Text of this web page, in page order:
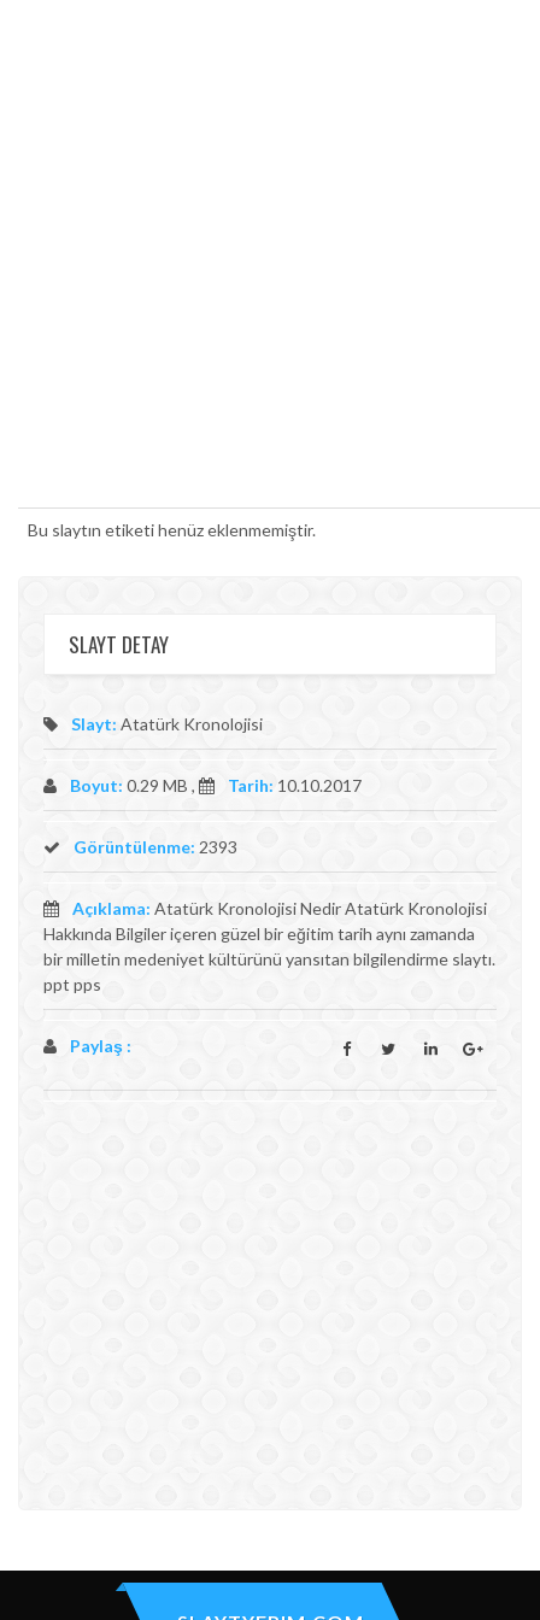
Bu slaytın etiketi henüz eklenmemiştir.
SLAYT DETAY
Slayt: Atatürk Kronolojisi
Boyut: 0.29 MB , Tarih: 10.10.2017
Görüntülenme: 2393
Açıklama: Atatürk Kronolojisi Nedir Atatürk Kronolojisi
Hakkında Bilgiler içeren güzel bir eğitim tarih aynı zamanda
bir milletin medeniyet kültürünü yansıtan bilgilendirme slaytı.
ppt pps
Paylaş :